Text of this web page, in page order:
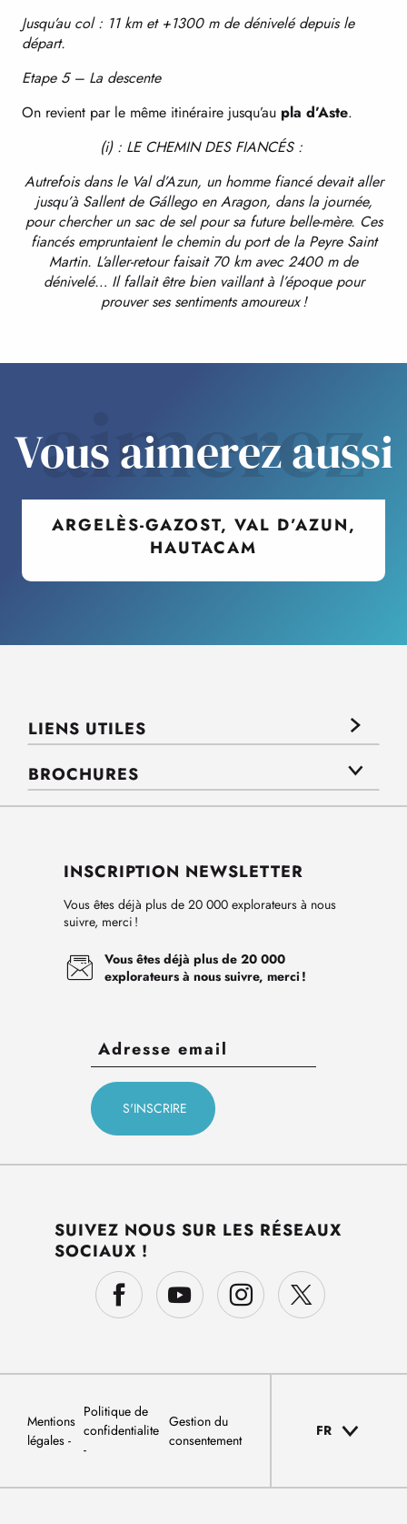
Jusqu’au col : 11 km et +1300 m de dénivelé depuis le
départ.
Etape 5 – La descente
On revient par le même itinéraire jusqu’au pla d’Aste.
(i) : LE CHEMIN DES FIANCÉS :
Autrefois dans le Val d’Azun, un homme fiancé devait aller
jusqu’à Sallent de Gállego en Aragon, dans la journée,
pour chercher un sac de sel pour sa future belle-mère. Ces
fiancés empruntaient le chemin du port de la Peyre Saint
Martin. L’aller-retour faisait 70 km avec 2400 m de
dénivelé… Il fallait être bien vaillant à l’époque pour
prouver ses sentiments amoureux !
aimerez
Vous aimerez aussi
ARGELÈS-GAZOST, VAL D’AZUN,
HAUTACAM
LIENS UTILES
BROCHURES
INSCRIPTION NEWSLETTER
Vous êtes déjà plus de 20 000 explorateurs à nous
suivre, merci !
Vous êtes déjà plus de 20 000
explorateurs à nous suivre, merci !
SUIVEZ NOUS SUR LES RÉSEAUX
SOCIAUX !
Mentions
légales
Politique de
confidentialite
Gestion du
consentement
FR